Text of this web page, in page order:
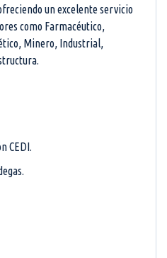
un excelente servicio
como Farmacéutico,
Minero, Industrial,
CEDI.